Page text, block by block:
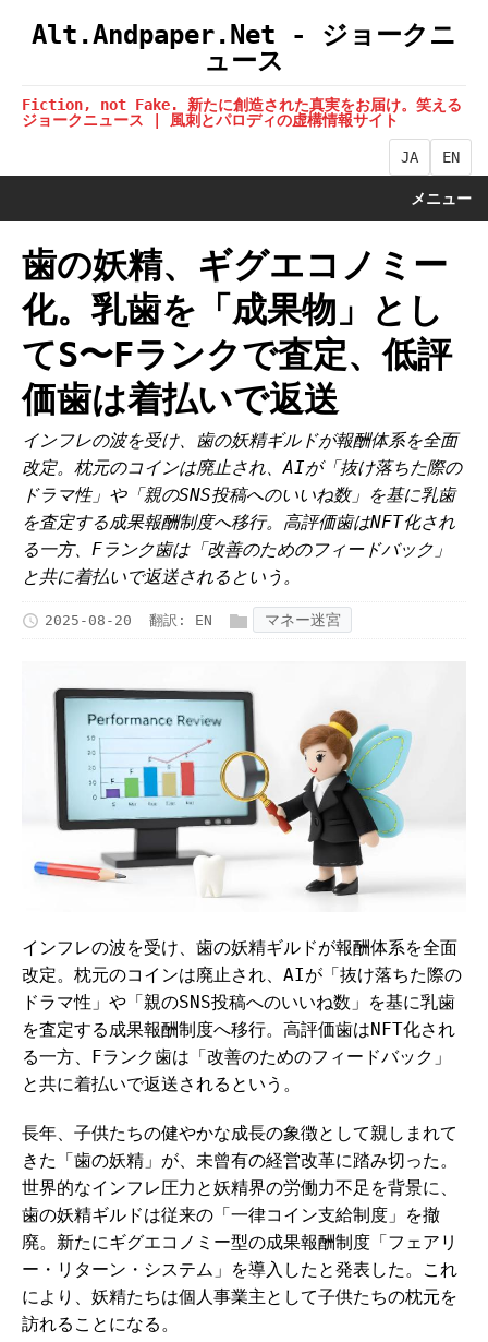
Alt.Andpaper.Net - ジョークニ
ュース
Fiction, not Fake. 新たに創造された真実をお届け。笑える
ジョークニュース | 風刺とパロディの虚構情報サイト
JA EN
メニュー
歯の妖精、ギグエコノミー
化。乳歯を「成果物」とし
てS〜Fランクで査定、低評
価歯は着払いで返送
インフレの波を受け、歯の妖精ギルドが報酬体系を全面
改定。枕元のコインは廃止され、AIが「抜け落ちた際の
ドラマ性」や「親のSNS投稿へのいいね数」を基に乳歯
を査定する成果報酬制度へ移行。高評価歯はNFT化され
る一方、Fランク歯は「改善のためのフィードバック」
と共に着払いで返送されるという。
2025-08-20 翻訳: EN マネー迷宮
インフレの波を受け、歯の妖精ギルドが報酬体系を全面
改定。枕元のコインは廃止され、AIが「抜け落ちた際の
ドラマ性」や「親のSNS投稿へのいいね数」を基に乳歯
を査定する成果報酬制度へ移行。高評価歯はNFT化され
る一方、Fランク歯は「改善のためのフィードバック」
と共に着払いで返送されるという。
長年、子供たちの健やかな成長の象徴として親しまれて
きた「歯の妖精」が、未曾有の経営改革に踏み切った。
世界的なインフレ圧力と妖精界の労働力不足を背景に、
歯の妖精ギルドは従来の「一律コイン支給制度」を撤
廃。新たにギグエコノミー型の成果報酬制度「フェアリ
ー・リターン・システム」を導入したと発表した。これ
により、妖精たちは個人事業主として子供たちの枕元を
訪れることになる。